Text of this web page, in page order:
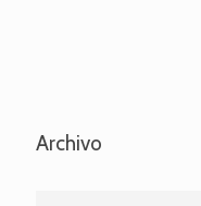
Archivo